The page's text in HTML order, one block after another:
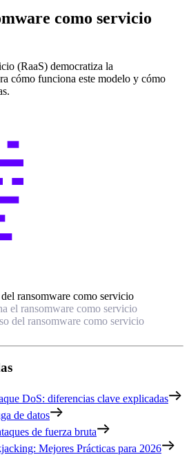
como servicio
(RaaS) democratiza la
cómo funciona este modelo y cómo
ransomware como servicio
el ransomware como servicio
del ransomware como servicio
DoS: diferencias clave explicadas
de datos
de fuerza bruta
Mejores Prácticas para 2026